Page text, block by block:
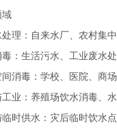
域
理：自来水厂、农村集
：生活污水、工业废水
消毒：学校、医院、商
工业：养殖场饮水消毒、
时供水：灾后临时饮水